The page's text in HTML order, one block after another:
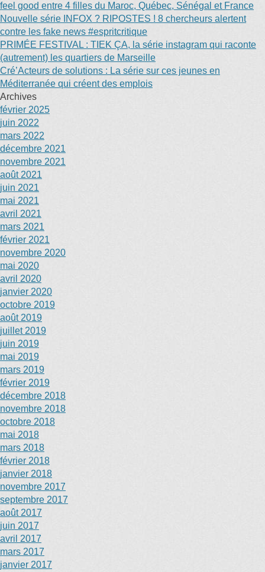
feel good entre 4 filles du Maroc, Québec, Sénégal et France
Nouvelle série INFOX ? RIPOSTES ! 8 chercheurs alertent
contre les fake news #espritcritique
PRIMÉE FESTIVAL : TIEK ÇA, la série instagram qui raconte
(autrement) les quartiers de Marseille
Cré’Acteurs de solutions : La série sur ces jeunes en
Méditerranée qui créent des emplois
Archives
février 2025
juin 2022
mars 2022
décembre 2021
novembre 2021
août 2021
juin 2021
mai 2021
avril 2021
mars 2021
février 2021
novembre 2020
mai 2020
avril 2020
janvier 2020
octobre 2019
août 2019
juillet 2019
juin 2019
mai 2019
mars 2019
février 2019
décembre 2018
novembre 2018
octobre 2018
mai 2018
mars 2018
février 2018
janvier 2018
novembre 2017
septembre 2017
août 2017
juin 2017
avril 2017
mars 2017
janvier 2017